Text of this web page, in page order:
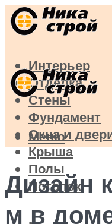
Интерьер
Отделка
Стены
Фундамент
Окна и
Крыша
Полы
Потолок
Меню
Дизайн
м в